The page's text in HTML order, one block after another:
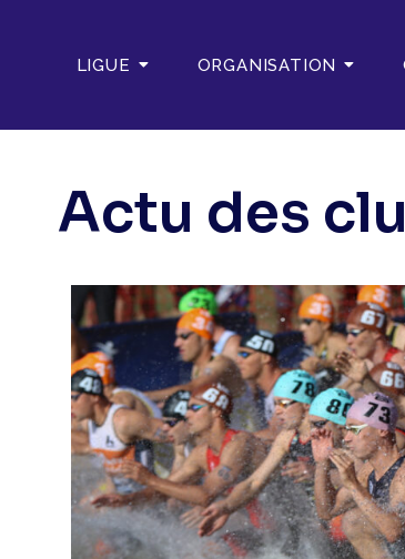
LIGUE ORGANISATION
Actu des